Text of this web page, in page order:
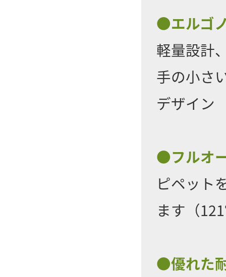
●エルゴ
軽量設計
手の小さ
デザイン
●フルオ
ピペット
ます（
●優れた